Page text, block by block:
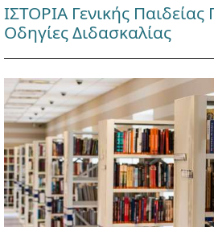
ΙΣΤΟΡΙΑ Γενικής Παιδείας
Οδηγίες Διδασκαλίας